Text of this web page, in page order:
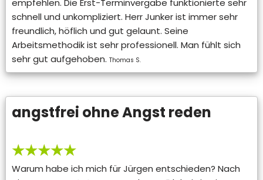
empfehlen. Die Erst-Terminvergabe funktionierte sehr
schnell und unkompliziert. Herr Junker ist immer sehr
freundlich, höflich und gut gelaunt. Seine
Arbeitsmethodik ist sehr professionell. Man fühlt sich
sehr gut aufgehoben. Thomas S.
angstfrei ohne Angst reden
★★★★★
Warum habe ich mich für Jürgen entschieden? Nach